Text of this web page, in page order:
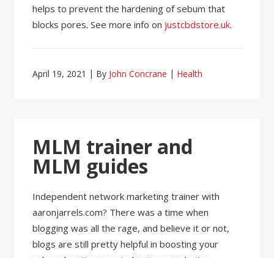
helps to prevent the hardening of sebum that
blocks pores. See more info on justcbdstore.uk.
April 19, 2021 By John Concrane Health
MLM trainer and
MLM guides
Independent network marketing trainer with
aaronjarrels.com? There was a time when
blogging was all the rage, and believe it or not,
blogs are still pretty helpful in boosting your